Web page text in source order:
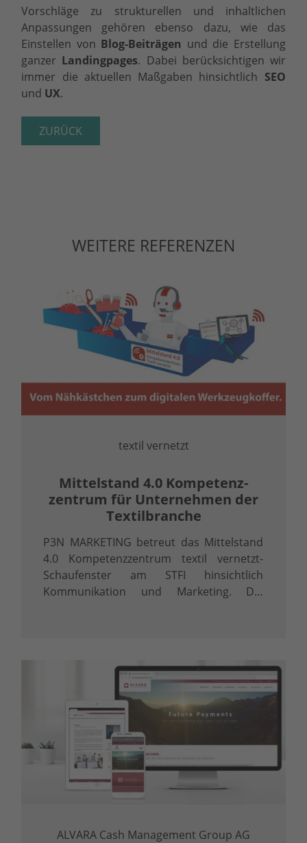
Vorschläge zu strukturellen und inhaltlichen
Anpassungen gehören ebenso dazu, wie das
Einstellen von Blog-Beiträgen und die Erstellung
ganzer Landingpages. Dabei berücksichtigen wir
immer die aktuellen Maßgaben hinsichtlich SEO
und UX.
ZURÜCK
WEITERE REFERENZEN
textil vernetzt
Mittelstand 4.0 Kompetenz­
zentrum für Unternehmen der
Textilbranche
P3N MARKETING betreut das Mittelstand
4.0 Kompetenzzentrum textil vernetzt-
Schaufenster am STFI hinsichtlich
Kommunikation und Marketing. Die
ALVARA Cash Management Group AG